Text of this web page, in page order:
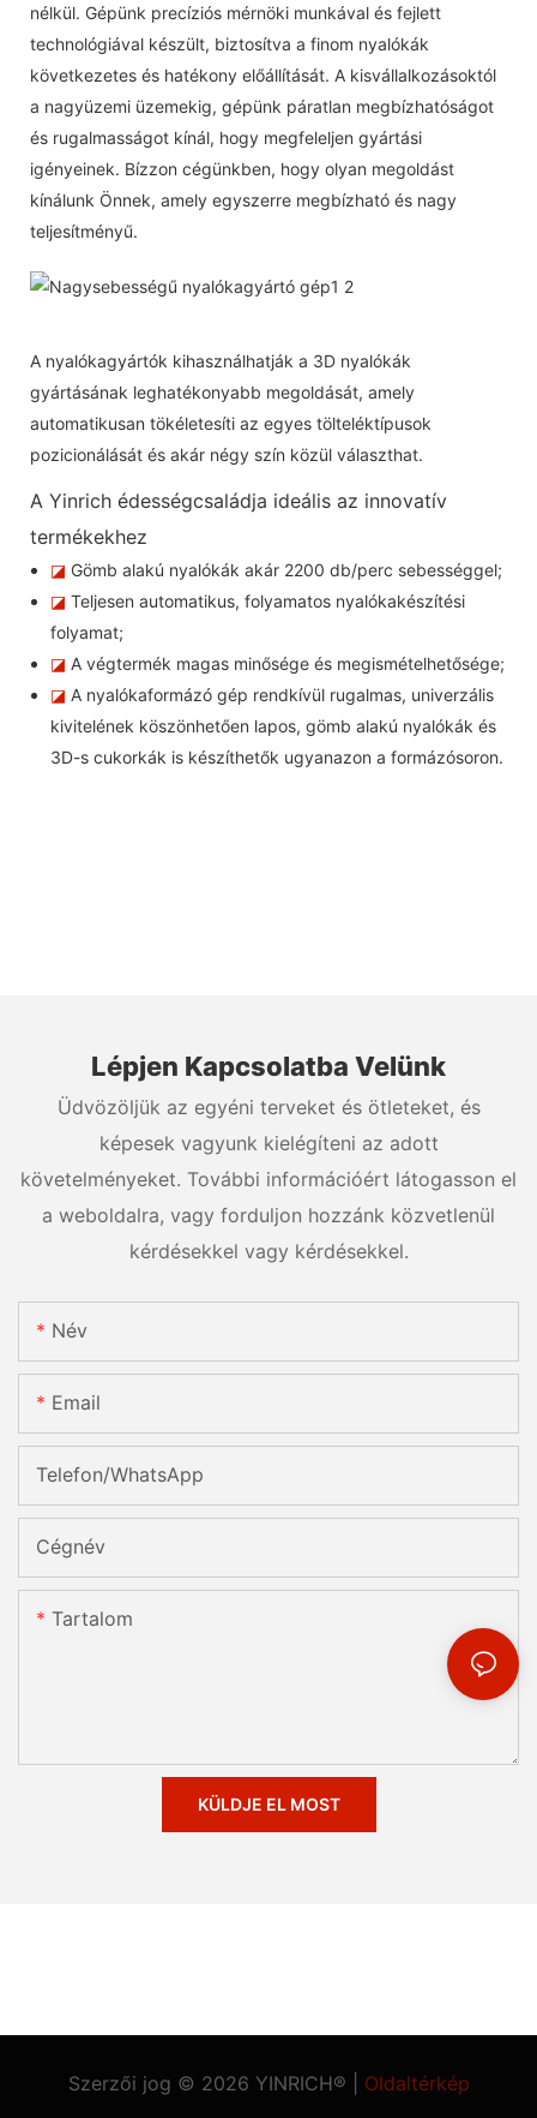
nélkül. Gépünk precíziós mérnöki munkával és fejlett
technológiával készült, biztosítva a finom nyalókák
következetes és hatékony előállítását. A kisvállalkozásoktól
a nagyüzemi üzemekig, gépünk páratlan megbízhatóságot
és rugalmasságot kínál, hogy megfeleljen gyártási
igényeinek. Bízzon cégünkben, hogy olyan megoldást
kínálunk Önnek, amely egyszerre megbízható és nagy
teljesítményű.
A nyalókagyártók kihasználhatják a 3D nyalókák
gyártásának leghatékonyabb megoldását, amely
automatikusan tökéletesíti az egyes tölteléktípusok
pozicionálását és akár négy szín közül választhat.
A Yinrich édességcsaládja ideális az innovatív
termékekhez
◪ Gömb alakú nyalókák akár 2200 db/perc sebességgel;
◪ Teljesen automatikus, folyamatos nyalókakészítési
folyamat;
◪ A végtermék magas minősége és megismételhetősége;
◪ A nyalókaformázó gép rendkívül rugalmas, univerzális
kivitelének köszönhetően lapos, gömb alakú nyalókák és
3D-s cukorkák is készíthetők ugyanazon a formázósoron.
Lépjen Kapcsolatba Velünk
Üdvözöljük az egyéni terveket és ötleteket, és
képesek vagyunk kielégíteni az adott
követelményeket. További információért látogasson el
a weboldalra, vagy forduljon hozzánk közvetlenül
kérdésekkel vagy kérdésekkel.
Név
Email
Telefon/WhatsApp
Cégnév
Tartalom
KÜLDJE EL MOST
Szerzői jog © 2026 YINRICH® | Oldaltérkép